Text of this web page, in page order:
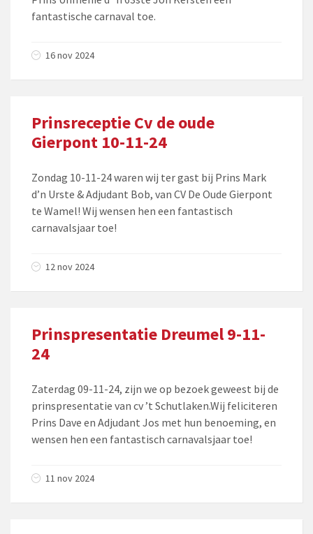
fantastische carnaval toe.
16 nov 2024
Prinsreceptie Cv de oude
Gierpont 10-11-24
Zondag 10-11-24 waren wij ter gast bij Prins Mark
d’n Urste & Adjudant Bob, van CV De Oude Gierpont
te Wamel! Wij wensen hen een fantastisch
carnavalsjaar toe!
12 nov 2024
Prinspresentatie Dreumel 9-11-
24
Zaterdag 09-11-24, zijn we op bezoek geweest bij de
prinspresentatie van cv ’t Schutlaken.Wij feliciteren
Prins Dave en Adjudant Jos met hun benoeming, en
wensen hen een fantastisch carnavalsjaar toe!
11 nov 2024